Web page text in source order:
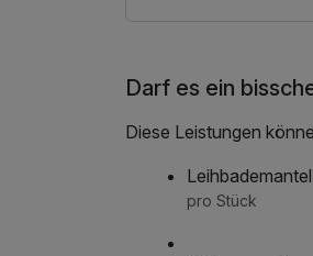
Darf es ein
Diese Leistungen
Leihbademantel
pro Stück